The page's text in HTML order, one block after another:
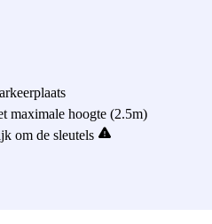
maximale hoogte (2.5m)
om de sleutels